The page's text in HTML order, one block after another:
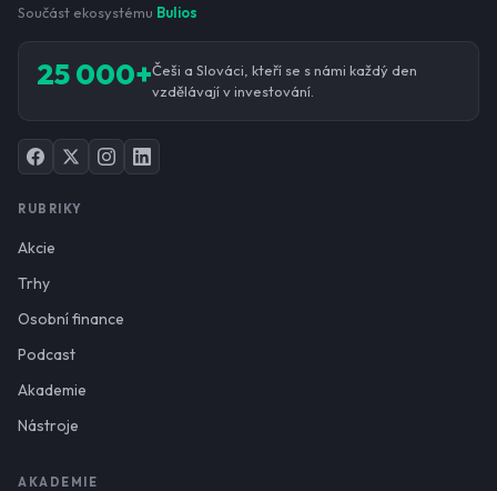
Součást ekosystému Bulios
25 000+Češi a Slováci, kteří se s námi každý den
vzdělávají v investování.
RUBRIKY
Akcie
Trhy
Osobní finance
Podcast
Akademie
Nástroje
AKADEMIE